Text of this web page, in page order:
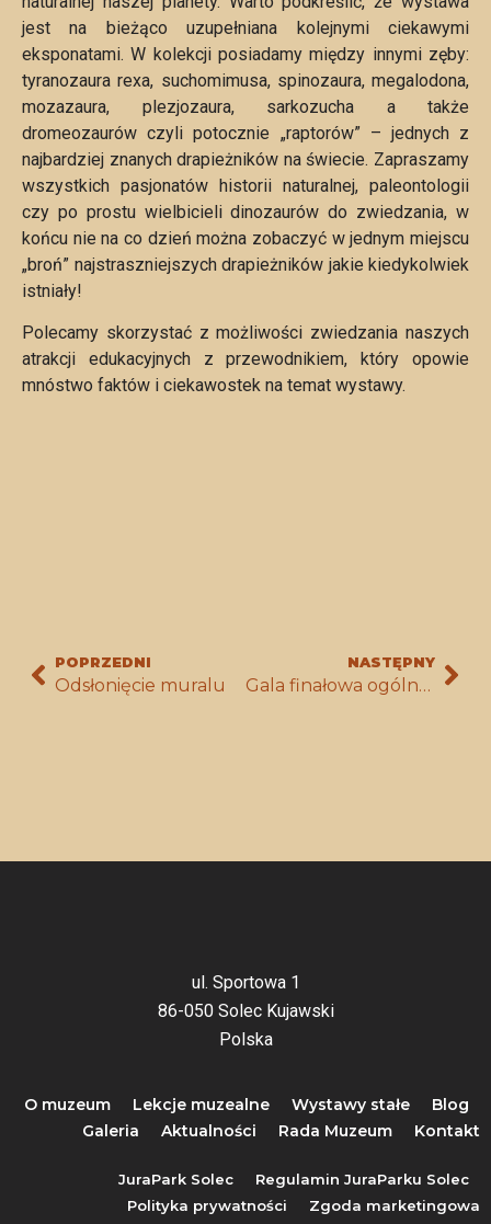
jest na bieżąco uzupełniana kolejnymi ciekawymi
eksponatami. W kolekcji posiadamy między innymi zęby:
tyranozaura rexa, suchomimusa, spinozaura, megalodona,
mozazaura, plezjozaura, sarkozucha a także
dromeozaurów czyli potocznie „raptorów” – jednych z
najbardziej znanych drapieżników na świecie. Zapraszamy
wszystkich pasjonatów historii naturalnej, paleontologii
czy po prostu wielbicieli dinozaurów do zwiedzania, w
końcu nie na co dzień można zobaczyć w jednym miejscu
„broń” najstraszniejszych drapieżników jakie kiedykolwiek
istniały!
Polecamy skorzystać z możliwości zwiedzania naszych
atrakcji edukacyjnych z przewodnikiem, który opowie
mnóstwo faktów i ciekawostek na temat wystawy.
POPRZEDNI
Odsłonięcie muralu
NASTĘPNY
Gala finałowa ogólnopolskiego konkursu na temat wiedzy geologicznej OKAWANGO
ul. Sportowa 1
86-050 Solec Kujawski
Polska
O muzeum Lekcje muzealne Wystawy stałe
Blog
Galeria
Aktualności Rada Muzeum Kontakt
JuraPark Solec
Regulamin JuraParku Solec
Polityka prywatności
Zgoda marketingowa